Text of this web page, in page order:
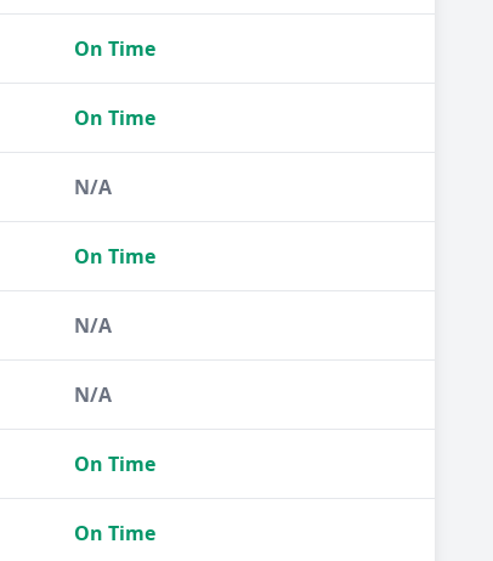
On Time
On Time
N/A
On Time
N/A
N/A
On Time
On Time